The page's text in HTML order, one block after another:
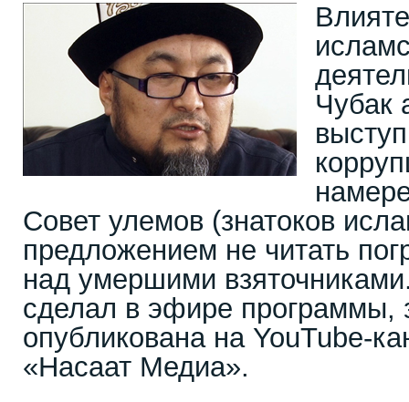
Чубак
Совет улемов (знатоков
предложением не читать
над умершими
сделал в эфире программы,
опубликована на YouTube-
«Насаат Медиа».